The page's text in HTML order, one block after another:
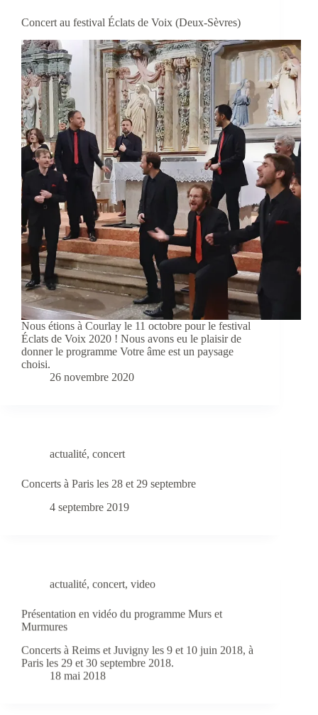
Concert au festival Éclats de Voix (Deux-Sèvres)
Nous étions à Courlay le 11 octobre pour le festival
Éclats de Voix 2020 ! Nous avons eu le plaisir de
donner le programme Votre âme est un paysage
choisi.
26 novembre 2020
actualité, concert
Concerts à Paris les 28 et 29 septembre
4 septembre 2019
actualité, concert, video
Présentation en vidéo du programme Murs et
Murmures
Concerts à Reims et Juvigny les 9 et 10 juin 2018, à
Paris les 29 et 30 septembre 2018.
18 mai 2018